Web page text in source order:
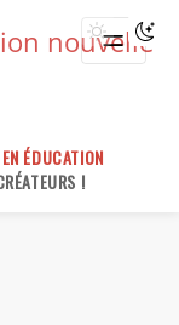
ÉDUCATION
!